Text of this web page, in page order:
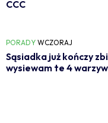
CCC
PORADY WCZORAJ
Sąsiadka już kończy
wysiewam te 4